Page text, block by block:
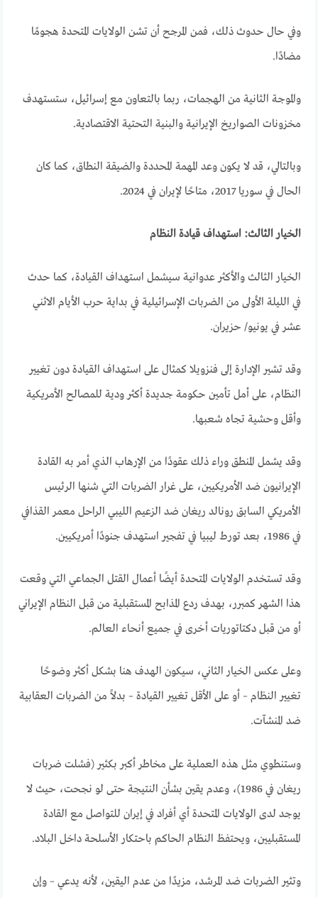
وفي حال حدوث ذلك، فمن المرجح أن تشن الولايات المتحدة هجومًا
مضادًا.
والموجة الثانية من الهجمات، ربما بالتعاون مع إسرائيل، ستستهدف
مخزونات الصواريخ الإيرانية والبنية التحتية الاقتصادية.
وبالتالي، قد لا يكون وعد المهمة المحددة والضيقة النطاق، كما كان
الحال في سوريا 2017، متاحًا لإيران في 2024
.
الخيار الثالث: استهداف قيادة النظام
الخيار الثالث والأكثر عدوانية سيشمل استهداف القيادة، كما حدث
في الليلة الأولى من الضربات الإسرائيلية في بداية حرب الأيام الاثني
عشر في يونيو/ حزيران.
وقد تشير الإدارة إلى فنزويلا كمثال على استهداف القيادة دون تغيير
النظام، على أمل تأمين حكومة جديدة أكثر ودية للمصالح الأمريكية
وأقل وحشية تجاه شعبها.
وقد يشمل المنطق وراء ذلك عقودًا من الإرهاب الذي أمر به القادة
الإيرانيون ضد الأمريكيين، على غرار الضربات التي شنها الرئيس
الأمريكي السابق رونالد ريغان ضد الزعيم الليبي الراحل معمر القذافي
في 1986، بعد تورط ليبيا في تفجير استهدف جنودًا أمريكيين.
وقد تستخدم الولايات المتحدة أيضًا أعمال القتل الجماعي التي وقعت
هذا الشهر كمبرر، بهدف ردع المذابح المستقبلية من قبل النظام الإيراني
أو من قبل دكتاتوريات أخرى في جميع أنحاء العالم.
وعلى عكس الخيار الثاني، سيكون الهدف هنا بشكل أكثر وضوحًا
تغيير النظام – أو على الأقل تغيير القيادة – بدلاً من الضربات العقابية
ضد المنشآت.
وستنطوي مثل هذه العملية على مخاطر أكبر بكثير (فشلت ضربات
ريغان في 1986)، وعدم يقين بشأن النتيجة حتى لو نجحت، حيث لا
يوجد لدى الولايات المتحدة أي أفراد في إيران للتواصل مع القادة
المستقبليين، ويحتفظ النظام الحاكم باحتكار الأسلحة داخل البلاد.
وتثير الضربات ضد المرشد، مزيدًا من عدم اليقين، لأنه يدعي – وإن